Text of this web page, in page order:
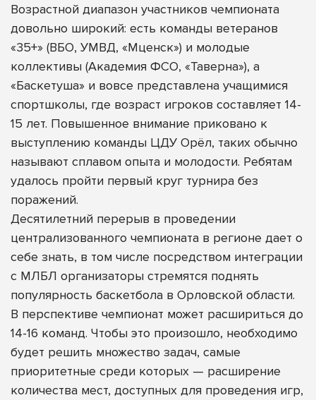
Возрастной диапазон участников чемпионата
довольно широкий: есть команды ветеранов
«35+» (ВБО, УМВД, «Мценск») и молодые
коллективы (Академия ФСО, «Таверна»), а
«Баскетуша» и вовсе представлена учащимися
спортшколы, где возраст игроков составляет 14-
15 лет. Повышенное внимание приковано к
выступлению команды ЦДУ Орёл, таких обычно
называют сплавом опыта и молодости. Ребятам
удалось пройти первый круг турнира без
поражений.
Десятилетний перерыв в проведении
централизованного чемпионата в регионе дает о
себе знать, в том числе посредством интеграции
с МЛБЛ организаторы стремятся поднять
популярность баскетбола в Орловской области.
В перспективе чемпионат может расшириться до
14-16 команд. Чтобы это произошло, необходимо
будет решить множество задач, самые
приоритетные среди которых — расширение
количества мест, доступных для проведения игр,